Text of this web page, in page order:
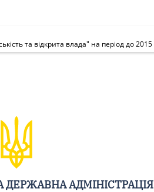
та відкрита влада" на період до 2015
АДМІНІСТРАЦІЯ